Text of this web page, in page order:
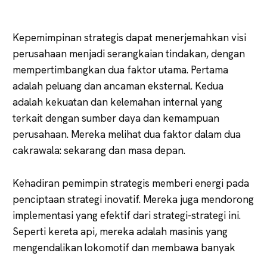
Kepemimpinan strategis dapat menerjemahkan visi
perusahaan menjadi serangkaian tindakan, dengan
mempertimbangkan dua faktor utama. Pertama
adalah peluang dan ancaman eksternal. Kedua
adalah kekuatan dan kelemahan internal yang
terkait dengan sumber daya dan kemampuan
perusahaan. Mereka melihat dua faktor dalam dua
cakrawala: sekarang dan masa depan.
Kehadiran pemimpin strategis memberi energi pada
penciptaan strategi inovatif. Mereka juga mendorong
implementasi yang efektif dari strategi-strategi ini.
Seperti kereta api, mereka adalah masinis yang
mengendalikan lokomotif dan membawa banyak